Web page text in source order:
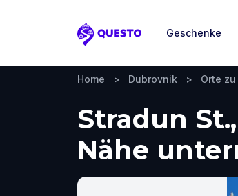
Questo
Geschenke
Home > Dubrovnik > Orte
Stradun
Nähe